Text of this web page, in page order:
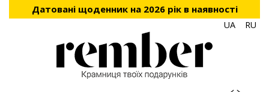
Датовані щоденник на 2026 рік в наявності
UA RU